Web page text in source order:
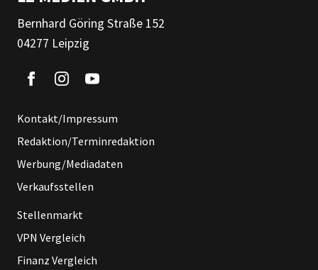
Bernhard Göring Straße 152
04277 Leipzig
Kontakt/Impressum
Redaktion/Terminredaktion
Werbung/Mediadaten
Verkaufsstellen
Stellenmarkt
VPN Vergleich
Finanz Vergleich